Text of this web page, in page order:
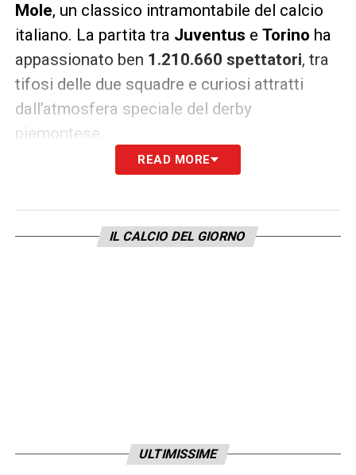
Mole, un classico intramontabile del calcio
italiano. La partita tra Juventus e Torino ha
appassionato ben 1.210.660 spettatori, tra
tifosi delle due squadre e curiosi attratti
dall’atmosfera speciale del derby
piemontese.
Questi numeri dimostrano la straordinaria
pubblico, sponsor e investitori. L’aumento
degli ascolti non è solo un segnale positivo
strategia mirata: qualità di produzione,
READ MORE
IL CALCIO DEL GIORNO
ULTIMISSIME